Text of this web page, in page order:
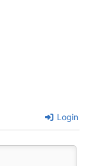
Login